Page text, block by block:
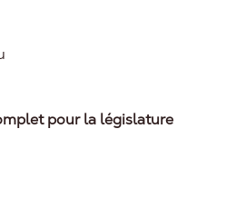
pour la législature